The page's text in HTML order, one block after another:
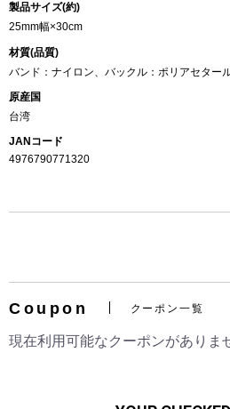
製品サイズ(約)
25mm幅×30cm
材質(品質)
バンド：ナイロン、バックル：ポリアセター
原産国
台湾
JANコード
4976790771320
Coupon クーポン一覧
現在利用可能なクーポンがありま